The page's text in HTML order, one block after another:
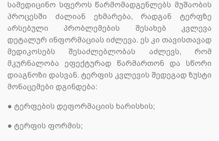
სამედიცინო სფეროს წარმომადგენლებს მუშაობის
პროცესში ძალიან ეხმარება, რადგან ტერფზე
არსებული პრობლემების შესახებ კვლევა
დეტალურ ინფორმაციას იძლევა. ეს კი თავისთავად
მედიკოსებს შესაძლებლობას აძლევს, რომ
მკურნალობა ეფექტურად წარმართონ და სწორი
დიაგნოზი დასვან. ტერფის კვლევის შედეგად ზუსტი
მონაცემები დგინდება:
● ტერფების დეფორმაციის ხარისხის;
● ტერფის ფორმის;